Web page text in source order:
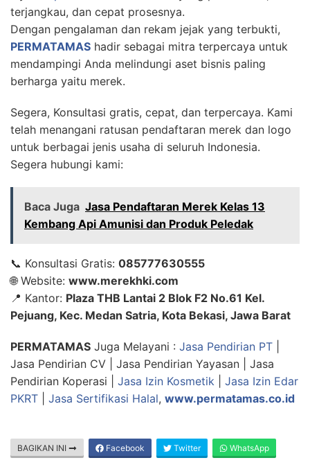
terjangkau, dan cepat prosesnya.
Dengan pengalaman dan rekam jejak yang terbukti,
PERMATAMAS hadir sebagai mitra terpercaya untuk
mendampingi Anda melindungi aset bisnis paling
berharga yaitu merek.
Segera, Konsultasi gratis, cepat, dan terpercaya. Kami
telah menangani ratusan pendaftaran merek dan logo
untuk berbagai jenis usaha di seluruh Indonesia.
Segera hubungi kami:
Baca Juga Jasa Pendaftaran Merek Kelas 13
Kembang Api Amunisi dan Produk Peledak
📞 Konsultasi Gratis: 085777630555
🌐 Website: www.merekhki.com
📍 Kantor: Plaza THB Lantai 2 Blok F2 No.61 Kel.
Pejuang, Kec. Medan Satria, Kota Bekasi, Jawa Barat
PERMATAMAS Juga Melayani : Jasa Pendirian PT
Jasa Pendirian CV | Jasa Pendirian Yayasan | Jasa
Pendirian Koperasi | Jasa Izin Kosmetik
Jasa Izin Edar
PKRT
Jasa Sertifikasi Halal, www.permatamas.co.id
BAGIKAN INI Facebook Twitter WhatsApp